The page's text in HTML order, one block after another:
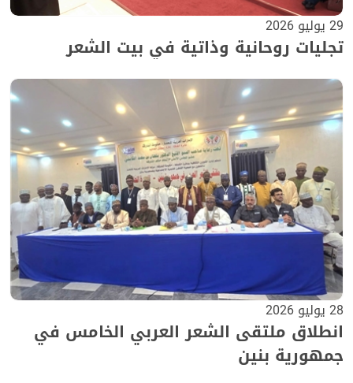
29 يوليو 2026
تجليات روحانية وذاتية في بيت الشعر
28 يوليو 2026
انطلاق ملتقى الشعر العربي الخامس في
جمهورية بنين